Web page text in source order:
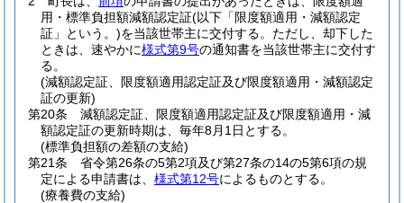
用・標準負担額減額認定証(以下「限度額適用・減額認定
証」という。)を当該世帯主に交付する。 ただし、却下した
ときは、速やかに様式第9号の通知書を当該世帯主に交付す
る。
(減額認定証、限度額適用認定証及び限度額適用・減額認定
証の更新)
第20条
減額認定証、限度額適用認定証及び限度額適用・減
額認定証の更新時期は、毎年8月1日とする。
(標準負担額の差額の支給)
第21条
省令第26条の5第2項及び第27条の14の5第6項の規
定による申請書は、 様式第12号によるものとする。
(療養費の支給)